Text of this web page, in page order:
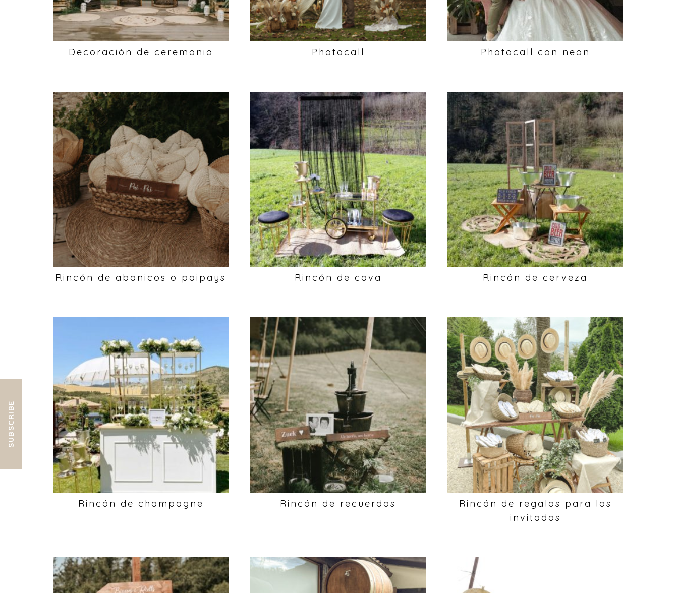
Decoración de ceremonia Photocall Photocall con neon
Rincón de abanicos o paipays Rincón de cava Rincón de cerveza
Rincón de champagne Rincón de recuerdos
Rincón de regalos para los
invitados
SUBSCRIBE